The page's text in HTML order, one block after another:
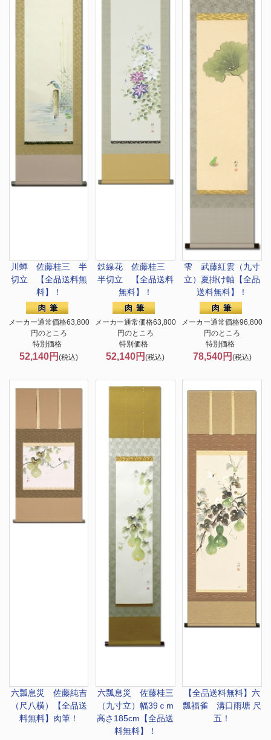
川蝉 佐藤桂三 半
切立 【全品送料無
料】！
メーカー通常価格63,800
円のところ
特別価格
52,140円(税込)
鉄線花 佐藤桂三
半切立 【全品送料
無料】！
メーカー通常価格63,800
円のところ
特別価格
52,140円(税込)
雫 武藤紅雲（九寸
立）夏掛け軸【全品
送料無料】！
メーカー通常価格96,800
円のところ
特別価格
78,540円 (税込)
六瓢息災 佐藤純吉
（尺八横）【全品送
料無料】肉筆！
六瓢息災 佐藤桂三
（九寸立）幅39ｃm
高さ185cm【全品送
料無料】！
【全品送料無料】六
瓢福雀 溝口雨塘 尺
五！